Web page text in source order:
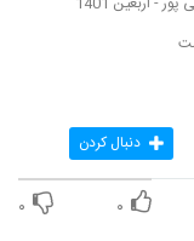
دنبال کردن
۰ ۰